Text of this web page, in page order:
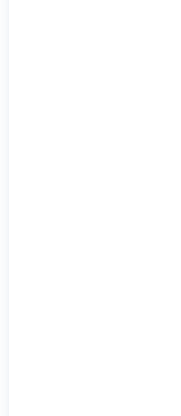
условия
зоны и
ТУ,
•
•
•
•
•